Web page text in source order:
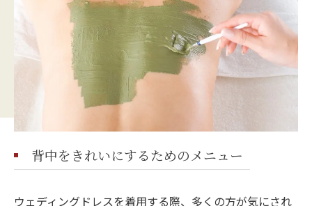
背中をきれいにするためのメニュー
ウェディングドレスを着用する際、多くの方が気にされ